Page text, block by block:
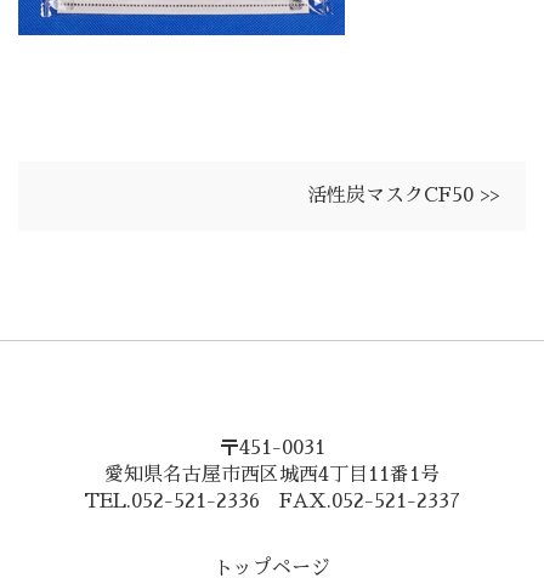
活性炭マスクCF50 >>
〒451-0031
愛知県名古屋市西区城西4丁目11番1号
TEL.052-521-2336 FAX.052-521-2337
トップページ